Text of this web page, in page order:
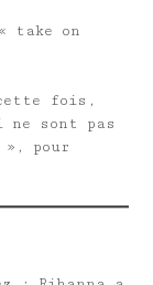
take on
cette fois,
ne sont pas
», pour